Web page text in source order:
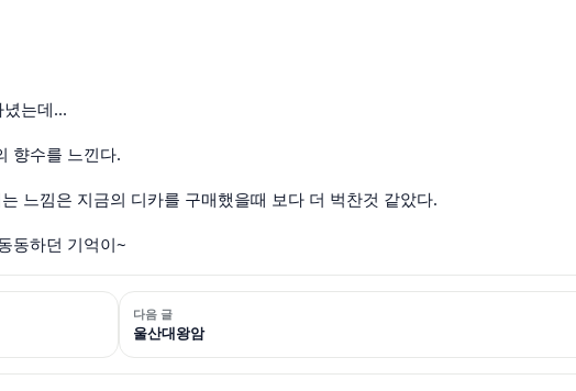
는데...
향수를 느낀다.
느낌은 지금의 디카를 구매했을때 보다 더 벅찬것 같았다.
동하던 기억이~
다음 글
울산대왕암